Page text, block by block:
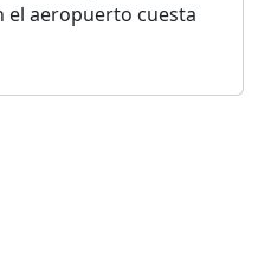
el aeropuerto cuesta